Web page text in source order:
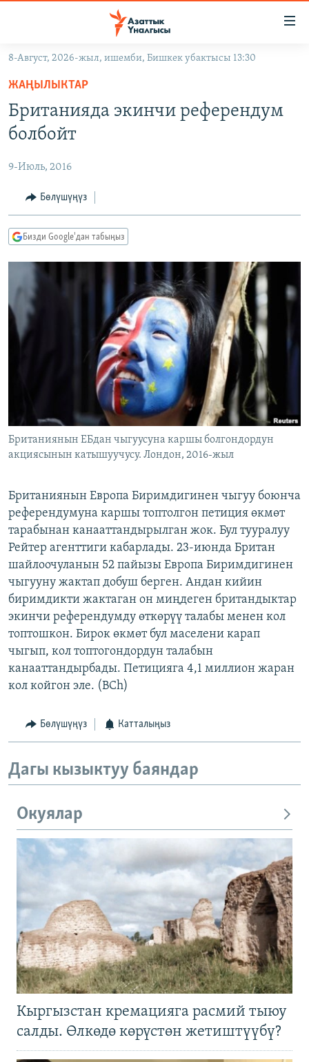
Навигацияга
өтүңүз
Издөөгө
салыңызКЫРГЫЗСТАН
ЭКОНОМИКА
МАДАНИЯТ
ДҮЙНӨ
БОРБОР АЗИЯ
АТАЙЫН ИЛИКТӨӨ
ТВ ПРОГРАММАЛАР
ЭКСПЕРТТЕР ТАЛДАЙТ
БИЗ ЖАНА ДҮЙНӨ
ДАНИСТЕ
ЫҢГАЙСЫЗ СУРООЛОР
ӨЗГӨЧӨ ПИКИР
Русский
ОНЛАЙН ШЕРИНЕ
ЭЕ/АРнун бардык сайттары
8-Август, 2026-жыл, ишемби, Бишкек убактысы 13:30
ЖАҢЫЛЫКТАР
Британияда экинчи референдум
болбойт
9-Июль, 2016
Бөлүшүңүз
Бизди Google'дан табыңыз
Британиянын ЕБдан чыгуусуна каршы болгондордун
акциясынын катышуучусу. Лондон, 2016-жыл
Британиянын Европа Биримдигинен чыгуу боюнча
референдумуна каршы топтолгон петиция өкмөт
тарабынан канааттандырылган жок. Бул тууралуу
Рейтер агенттиги кабарлады. 23-июнда Британ
шайлоочуланын 52 пайызы Европа Биримдигинен
чыгууну жактап добуш берген. Андан кийин
биримдикти жактаган он миңдеген британдыктар
экинчи референдумду өткөрүү талабы менен кол
топтошкон. Бирок өкмөт бул маселени карап
чыгып, кол топтогондордун талабын
канааттандырбады. Петицияга 4,1 миллион жаран
кол койгон эле. (BCh)
Бөлүшүңүз Катталыңыз
Дагы кызыктуу баяндар
Окуялар
Кыргызстан кремацияга расмий тыюу
салды. Өлкөдө көрүстөн жетиштүүбү?